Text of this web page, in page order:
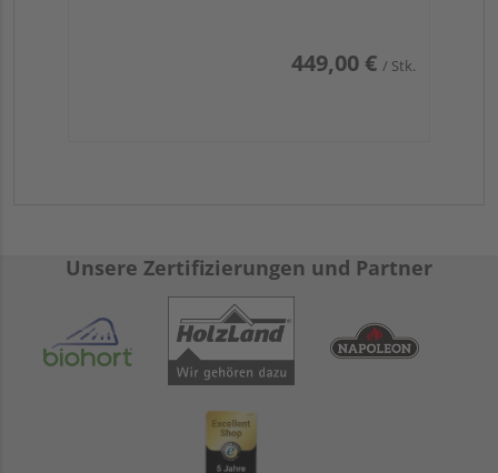
449,00 € / Stk.
Unsere Zertifizierungen und Partner